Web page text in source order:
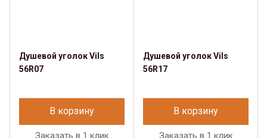
Душевой уголок Vils
56R07
В корзину
Заказать в 1 клик
Душевой уголок Vils
56R17
В корзину
Заказать в 1 клик